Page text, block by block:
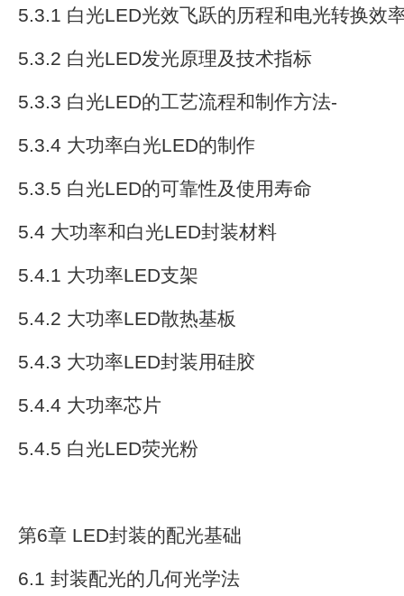
5.3.1 白光LED光效飞跃的历程和电光转换效
5.3.2 白光LED发光原理及技术指标
5.3.3 白光LED的工艺流程和制作方法-
5.3.4 大功率白光LED的制作
5.3.5 白光LED的可靠性及使用寿命
5.4 大功率和白光LED封装材料
5.4.1 大功率LED支架
5.4.2 大功率LED散热基板
5.4.3 大功率LED封装用硅胶
5.4.4 大功率芯片
5.4.5 白光LED荧光粉
第6章 LED封装的配光基础
6.1 封装配光的几何光学法